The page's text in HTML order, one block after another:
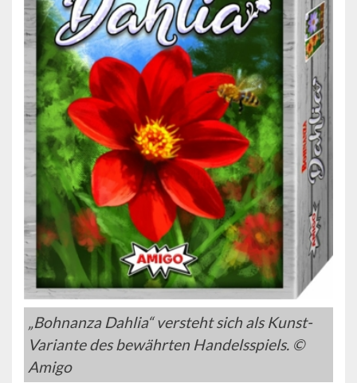
„Bohnanza Dahlia“ versteht sich als Kunst-
Variante des bewährten Handelsspiels. ©
Amigo